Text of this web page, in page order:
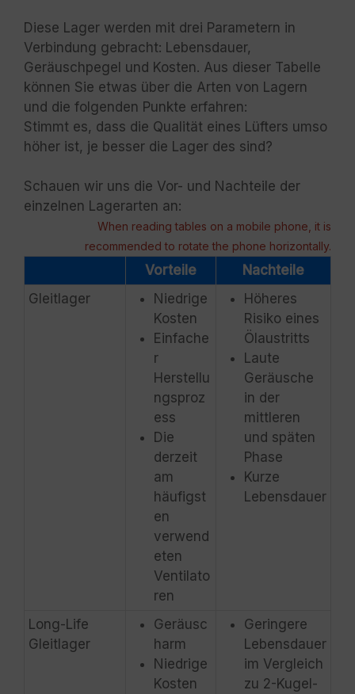
Diese Lager werden mit drei Parametern in
Verbindung gebracht: Lebensdauer,
Geräuschpegel und Kosten. Aus dieser Tabelle
können Sie etwas über die Arten von Lagern
und die folgenden Punkte erfahren:
Stimmt es, dass die Qualität eines Lüfters umso
höher ist, je besser die Lager des sind?
Schauen wir uns die Vor- und Nachteile der
einzelnen Lagerarten an:
When reading tables on a mobile phone, it is
recommended to rotate the phone horizontally.
Vorteile
Nachteile
Gleitlager
Niedrige
Kosten
Einfache
r
Herstellu
ngsproz
ess
Die
derzeit
am
häufigst
en
verwend
eten
Ventilato
ren
Höheres
Risiko eines
Ölaustritts
Laute
Geräusche
in der
mittleren
und späten
Phase
Kurze
Lebensdauer
Long-Life
Gleitlager
Geräusc
harm
Niedrige
Kosten
Geringere
Lebensdauer
im Vergleich
zu 2-Kugel-